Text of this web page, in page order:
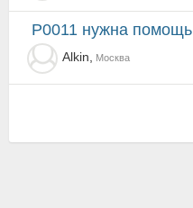
P0011 нужна помощь
Alkin,
Москва